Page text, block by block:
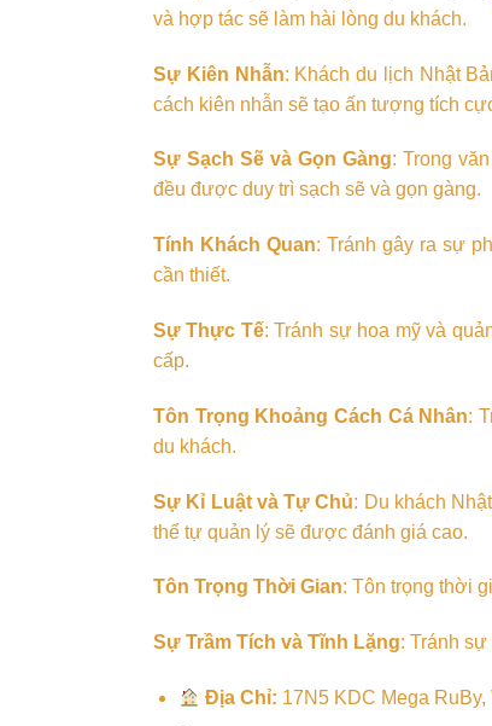
và hợp tác sẽ làm hài lòng du khách.
Sự Kiên Nhẫn: Khách du lịch Nhật
cách kiên nhẫn sẽ tạo ấn tượng tích
Sự Sạch Sẽ và Gọn Gàng: Trong
đều được duy trì sạch sẽ và gọn gàng.
Tính Khách Quan: Tránh gây ra sự
cần thiết.
Sự Thực Tế: Tránh sự hoa mỹ và
cấp.
Tôn Trọng Khoảng Cách Cá Nhân:
du khách.
Sự Kỉ Luật và Tự Chủ: Du khách
thể tự quản lý sẽ được đánh giá cao.
Tôn Trọng Thời Gian: Tôn trọng thời
Sự Trầm Tích và Tĩnh Lặng: Tránh
Địa Chỉ: 17N5 KDC Mega